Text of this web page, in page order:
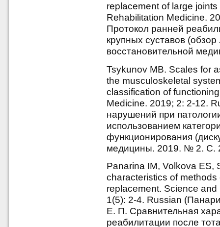
replacement of large
Rehabilitation Medicine.
Протокол ранней
крупных суставов
восстановительной
Tsykunov MB. Scales for
the musculoskeletal
classification of
Medicine. 2019; 2: 2-12.
нарушений при
использованием
функционирования
медицины. 2019. № 2. С.
Panarina IM, Volkova ES,
characteristics of
replacement. Science
1(5): 2-4. Russian
Е. П. Сравнительная
реабилитации после